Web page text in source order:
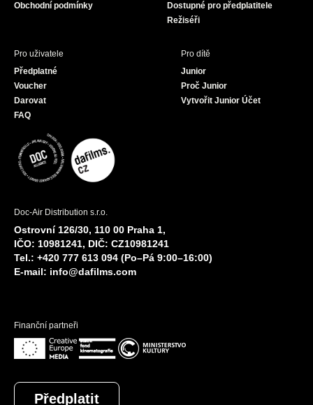
Obchodní podmínky
Dostupné pro předplatitele
Režiséři
Pro uživatele
Předplatné
Voucher
Darovat
FAQ
Pro dítě
Junior
Proč Junior
Vytvořit Junior Účet
Doc-Air Distribution s.r.o.
Ostrovní 126/30, 110 00 Praha 1,
IČO: 10981241, DIČ: CZ10981241
Tel.: +420 777 613 094 (Po–Pá 9:00–16:00)
E-mail: info@dafilms.com
Finanční partneři
Předplatit